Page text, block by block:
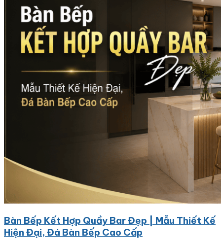
Bàn Bếp Kết Hợp Quầy Bar Đẹp | Mẫu Thiết Kế
Hiện Đại, Đá Bàn Bếp Cao Cấp